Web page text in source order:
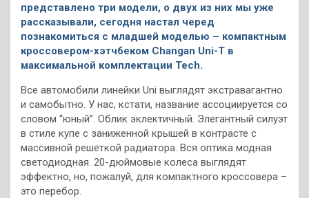
представлено три модели, о двух из них мы уже
рассказывали, сегодня настал черед
познакомиться с младшей моделью – компактным
кроссовером-хэтчбеком Changan Uni-T в
максимальной комплектации Tech.
Все автомобили линейки Uni выглядят экстравагантно
и самобытно. У нас, кстати, название ассоциируется со
словом “юный”. Облик эклектичный. Элегантный силуэт
в стиле купе с заниженной крышей в контрасте с
массивной решеткой радиатора. Вся оптика модная
светодиодная. 20-дюймовые колеса выглядят
эффектно, но, пожалуй, для компактного кроссовера –
это перебор.